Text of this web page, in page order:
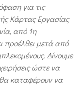
για τις
Κάρτας Εργασίας
από 1η
προέλθει μετά από
Δίνουμε
ώστε να
καταφέρουν να